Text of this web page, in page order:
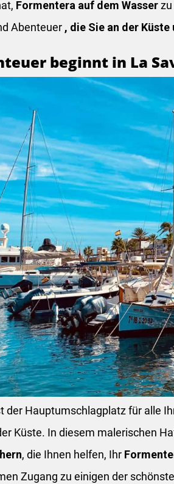
Formentera auf dem Wasser
Abenteuer , die Sie an der
beginnt in La
der Hauptumschlagplatz für alle
Küste. In diesem malerischen
, die Ihnen helfen, Ihr
Zugang zu einigen der